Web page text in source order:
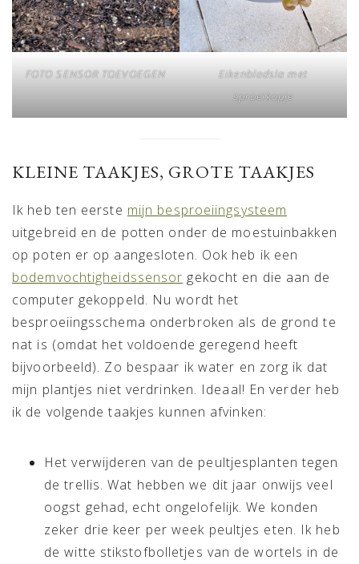
FOTO SENSOR TOEVOEGEN
Eikenbladsla met
sproeikopje
KLEINE TAAKJES, GROTE TAAKJES
Ik heb ten eerste mijn besproeiingsysteem
uitgebreid en de potten onder de moestuinbakken
op poten er op aangesloten. Ook heb ik een
bodemvochtigheidssensor gekocht en die aan de
computer gekoppeld. Nu wordt het
besproeiingsschema onderbroken als de grond te
nat is (omdat het voldoende geregend heeft
bijvoorbeeld). Zo bespaar ik water en zorg ik dat
mijn plantjes niet verdrinken. Ideaal! En verder heb
ik de volgende taakjes kunnen afvinken:
Het verwijderen van de peultjesplanten tegen
de trellis. Wat hebben we dit jaar onwijs veel
oogst gehad, echt ongelofelijk. We konden
zeker drie keer per week peultjes eten. Ik heb
de witte stikstofbolletjes van de wortels in de